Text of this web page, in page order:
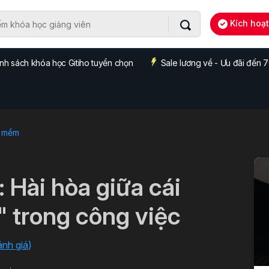
Kích
sách khóa học Gitiho tuyển chọn Sale lương về - Ưu đãi đến
Hài hòa giữa cái
trong công việc
giá)